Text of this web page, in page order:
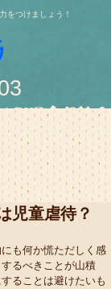
をつけましょう！
ル202号
児童虐待？
も何か慌ただしく感
るべきことが山積
ることは避けたいも